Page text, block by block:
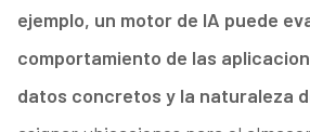
ejemplo, un motor de IA puede
comportamiento de las
datos concretos y la naturaleza